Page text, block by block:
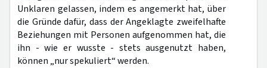
Unklaren gelassen, indem es angemerkt hat, über
die Gründe dafür, dass der Angeklagte zweifelhafte
Beziehungen mit Personen aufgenommen hat, die
ihn - wie er wusste - stets ausgenutzt haben,
können „nur spekuliert“ werden.